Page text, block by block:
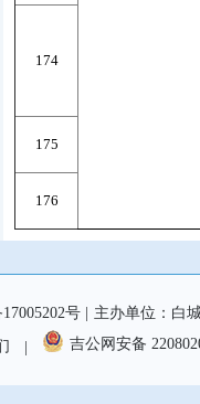
174
175
176
主办单位：白
号 |
吉公网安备